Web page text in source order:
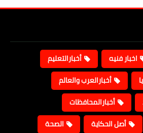
اخبار فنيه
أخبارالتعليم
أخبارالعرب والعالم
أخبارالمحافظات
أصل الحكاية
الصحة